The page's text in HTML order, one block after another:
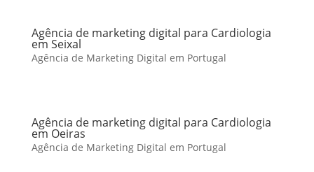
Agência de marketing digital para Cardiologia
em Seixal
Agência de Marketing Digital em Portugal
Agência de marketing digital para Cardiologia
em Oeiras
Agência de Marketing Digital em Portugal